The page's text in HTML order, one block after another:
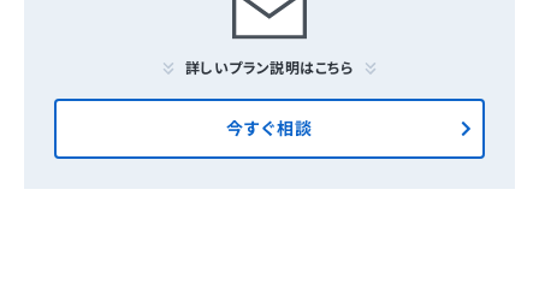
詳しいプラン説明はこちら
今すぐ相談